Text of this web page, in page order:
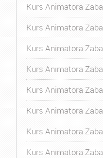
Kurs Animatora
Kurs Animatora
Kurs Animatora
Kurs Animatora
Kurs Animatora
Kurs Animatora
Kurs Animatora
Kurs Animatora